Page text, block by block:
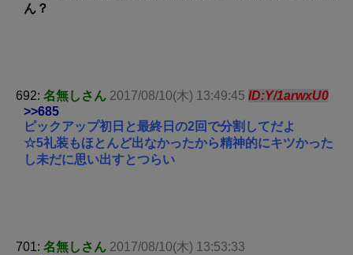
ん？
692: 名無しさん 2017/08/10(木) 13:49:45 ID:Y/1arwxU0
>>685
ピックアップ初日と最終日の2回で分割してだよ
☆5礼装もほとんど出なかったから精神的にキツかった
し未だに思い出すとつらい
701: 名無しさん 2017/08/10(木) 13:53:33